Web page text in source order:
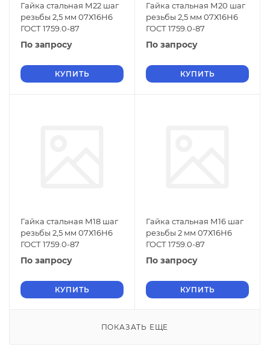
Гайка стальная М22 шаг
резьбы 2,5 мм 07Х16Н6
ГОСТ 1759.0-87
По запросу
КУПИТЬ
Гайка стальная М20 шаг
резьбы 2,5 мм 07Х16Н6
ГОСТ 1759.0-87
По запросу
КУПИТЬ
Гайка стальная М18 шаг
резьбы 2,5 мм 07Х16Н6
ГОСТ 1759.0-87
По запросу
КУПИТЬ
Гайка стальная М16 шаг
резьбы 2 мм 07Х16Н6
ГОСТ 1759.0-87
По запросу
КУПИТЬ
ПОКАЗАТЬ ЕЩЕ